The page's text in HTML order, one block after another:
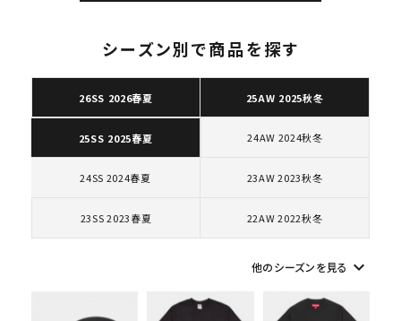
2026SS 2025AW 2025SS
Tシャツ・ロングスリーブ
ショルダー・ウエストバッグ
ボックスロゴ ブラックスウェット
カテゴリーから探す
コラボレーションブランドから探す
シーズン別で商品を探す
26SS 2026春夏 25AW 2025秋冬
25SS 2025春夏 24AW 2024秋冬
24SS 2024春夏 23AW 2023秋冬
23SS 2023春夏 22AW 2022秋冬
他のシーズンを見る keyboard_arrow_down